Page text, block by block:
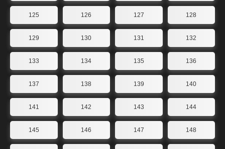
125 126 127 128
129 130 131 132
133 134 135 136
137 138 139 140
141 142 143 144
145 146 147 148